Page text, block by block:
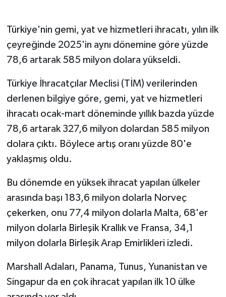
Türkiye'nin gemi, yat ve hizmetleri ihracatı, yılın ilk
çeyreğinde 2025'in aynı dönemine göre yüzde
78,6 artarak 585 milyon dolara yükseldi.
Türkiye İhracatçılar Meclisi (TİM) verilerinden
derlenen bilgiye göre, gemi, yat ve hizmetleri
ihracatı ocak-mart döneminde yıllık bazda yüzde
78,6 artarak 327,6 milyon dolardan 585 milyon
dolara çıktı. Böylece artış oranı yüzde 80'e
yaklaşmış oldu.
Bu dönemde en yüksek ihracat yapılan ülkeler
arasında başı 183,6 milyon dolarla Norveç
çekerken, onu 77,4 milyon dolarla Malta, 68'er
milyon dolarla Birleşik Krallık ve Fransa, 34,1
milyon dolarla Birleşik Arap Emirlikleri izledi.
Marshall Adaları, Panama, Tunus, Yunanistan ve
Singapur da en çok ihracat yapılan ilk 10 ülke